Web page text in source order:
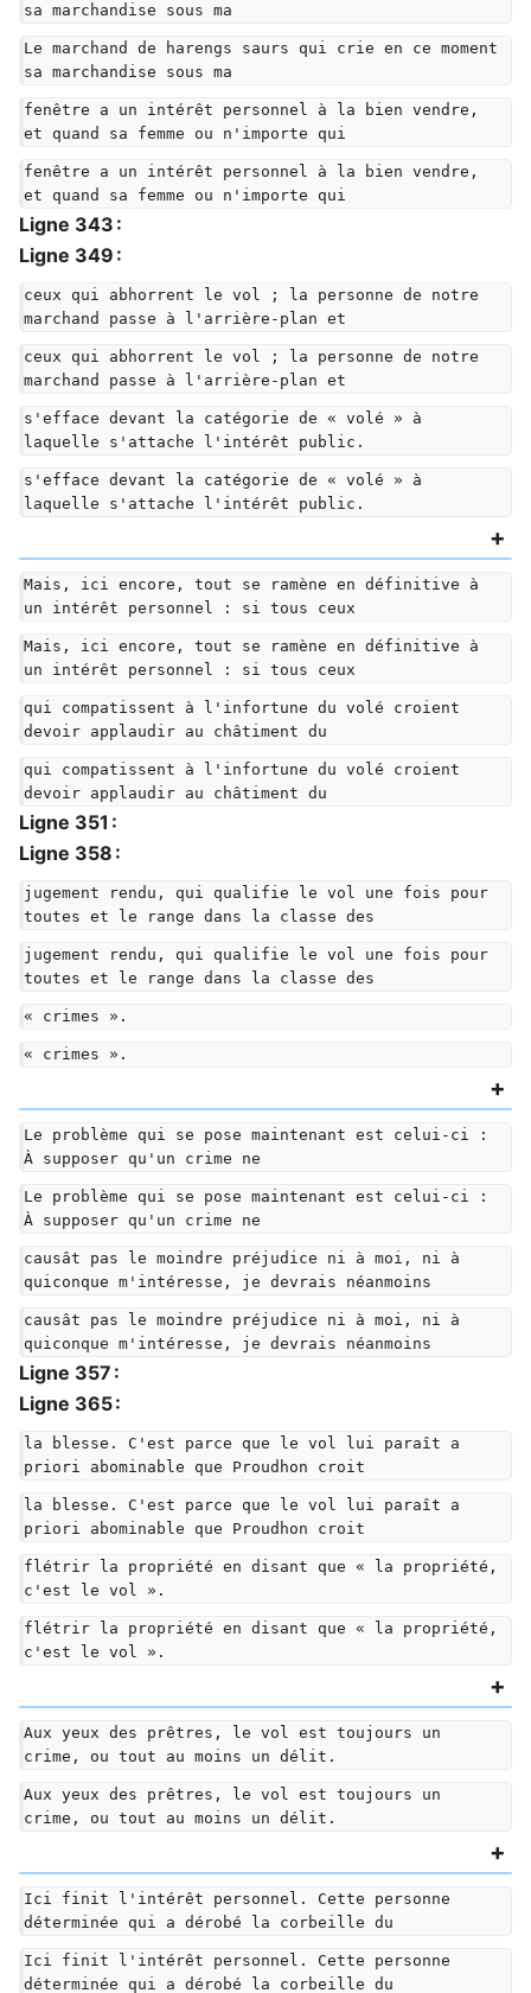
sa marchandise sous ma
Le marchand de harengs saurs qui crie en ce moment
sa marchandise sous ma
fenêtre a un intérêt personnel à la bien vendre,
et quand sa femme ou n'importe qui
fenêtre a un intérêt personnel à la bien vendre,
et quand sa femme ou n'importe qui
Ligne 343 :
Ligne 349 :
ceux qui abhorrent le vol ; la personne de notre
marchand passe à l'arrière-plan et
ceux qui abhorrent le vol ; la personne de notre
marchand passe à l'arrière-plan et
s'efface devant la catégorie de « volé » à
laquelle s'attache l'intérêt public.
s'efface devant la catégorie de « volé » à
laquelle s'attache l'intérêt public.
Mais, ici encore, tout se ramène en définitive à
un intérêt personnel : si tous ceux
Mais, ici encore, tout se ramène en définitive à
un intérêt personnel : si tous ceux
qui compatissent à l'infortune du volé croient
devoir applaudir au châtiment du
qui compatissent à l'infortune du volé croient
devoir applaudir au châtiment du
Ligne 351 :
Ligne 358 :
jugement rendu, qui qualifie le vol une fois pour
toutes et le range dans la classe des
jugement rendu, qui qualifie le vol une fois pour
toutes et le range dans la classe des
« crimes ».
« crimes ».
Le problème qui se pose maintenant est celui-ci :
À supposer qu'un crime ne
Le problème qui se pose maintenant est celui-ci :
À supposer qu'un crime ne
causât pas le moindre préjudice ni à moi, ni à
quiconque m'intéresse, je devrais néanmoins
causât pas le moindre préjudice ni à moi, ni à
quiconque m'intéresse, je devrais néanmoins
Ligne 357 :
Ligne 365 :
la blesse. C'est parce que le vol lui paraît a
priori abominable que Proudhon croit
la blesse. C'est parce que le vol lui paraît a
priori abominable que Proudhon croit
flétrir la propriété en disant que « la propriété,
c'est le vol ».
flétrir la propriété en disant que « la propriété,
c'est le vol ».
Aux yeux des prêtres, le vol est toujours un
crime, ou tout au moins un délit.
Aux yeux des prêtres, le vol est toujours un
crime, ou tout au moins un délit.
Ici finit l'intérêt personnel. Cette personne
déterminée qui a dérobé la corbeille du
Ici finit l'intérêt personnel. Cette personne
déterminée qui a dérobé la corbeille du